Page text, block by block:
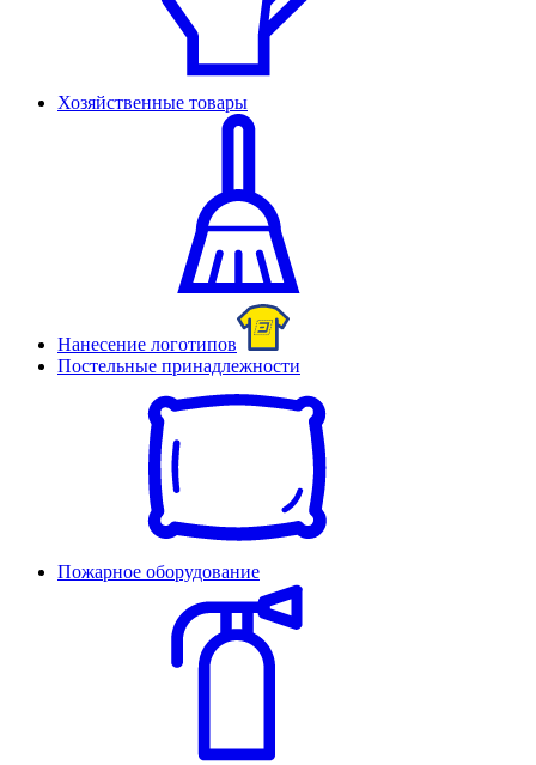
Хозяйственные товары
Нанесение логотипов
Постельные принадлежности
Пожарное оборудование